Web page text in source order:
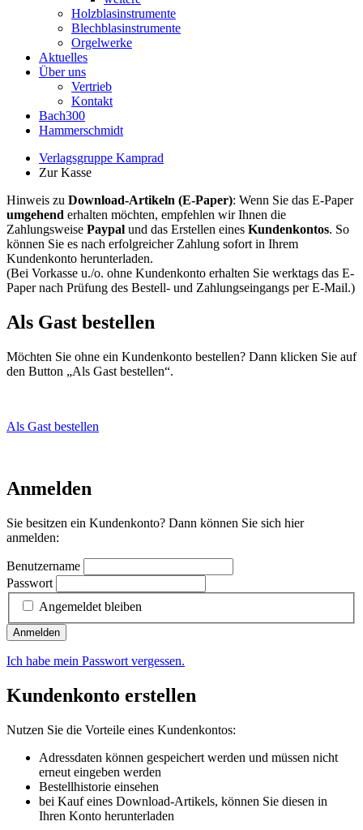
Holzblasinstrumente
Blechblasinstrumente
Orgelwerke
Aktuelles
Über uns
Vertrieb
Kontakt
Bach300
Hammerschmidt
Verlagsgruppe Kamprad
Zur Kasse
Hinweis zu Download-Artikeln (E-Paper): Wenn Sie das E-Paper
umgehend erhalten möchten, empfehlen wir Ihnen die
Zahlungsweise Paypal und das Erstellen eines Kundenkontos. So
können Sie es nach erfolgreicher Zahlung sofort in Ihrem
Kundenkonto herunterladen.
(Bei Vorkasse u./o. ohne Kundenkonto erhalten Sie werktags das E-
Paper nach Prüfung des Bestell- und Zahlungseingangs per E-Mail.)
Als Gast bestellen
Möchten Sie ohne ein Kundenkonto bestellen? Dann klicken Sie auf
den Button „Als Gast bestellen“.
Als Gast bestellen
Anmelden
Sie besitzen ein Kundenkonto? Dann können Sie sich hier
anmelden:
Benutzername
Passwort
Angemeldet bleiben
Anmelden
Ich habe mein Passwort vergessen.
Kundenkonto erstellen
Nutzen Sie die Vorteile eines Kundenkontos:
Adressdaten können gespeichert werden und müssen nicht
erneut eingeben werden
Bestellhistorie einsehen
bei Kauf eines Download-Artikels, können Sie diesen in
Ihren Konto herunterladen